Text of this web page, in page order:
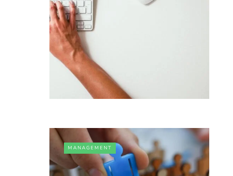
MANAGEMENT